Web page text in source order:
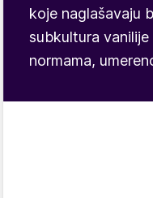
koje naglašavaju
subkultura
normama,